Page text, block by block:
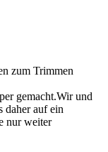
zum Trimmen
gemacht.Wir und
daher auf ein
nur weiter